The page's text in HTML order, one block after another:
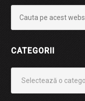
CATEGORII